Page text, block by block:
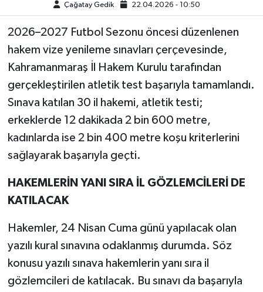
Çağatay Gedik 22.04.2026 - 10:50
2026–2027 Futbol Sezonu öncesi düzenlenen
hakem vize yenileme sınavları çerçevesinde,
Kahramanmaraş İl Hakem Kurulu tarafından
gerçekleştirilen atletik test başarıyla tamamlandı.
Sınava katılan 30 il hakemi, atletik testi;
erkeklerde 12 dakikada 2 bin 600 metre,
kadınlarda ise 2 bin 400 metre koşu kriterlerini
sağlayarak başarıyla geçti.
HAKEMLERİN YANI SIRA İL GÖZLEMCİLERİ DE
KATILACAK
Hakemler, 24 Nisan Cuma günü yapılacak olan
yazılı kural sınavına odaklanmış durumda. Söz
konusu yazılı sınava hakemlerin yanı sıra il
gözlemcileri de katılacak. Bu sınavı da başarıyla